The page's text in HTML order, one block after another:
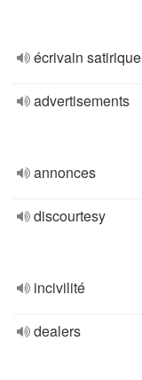
écrivain satirique
advertisements
annonces
discourtesy
incivilité
dealers